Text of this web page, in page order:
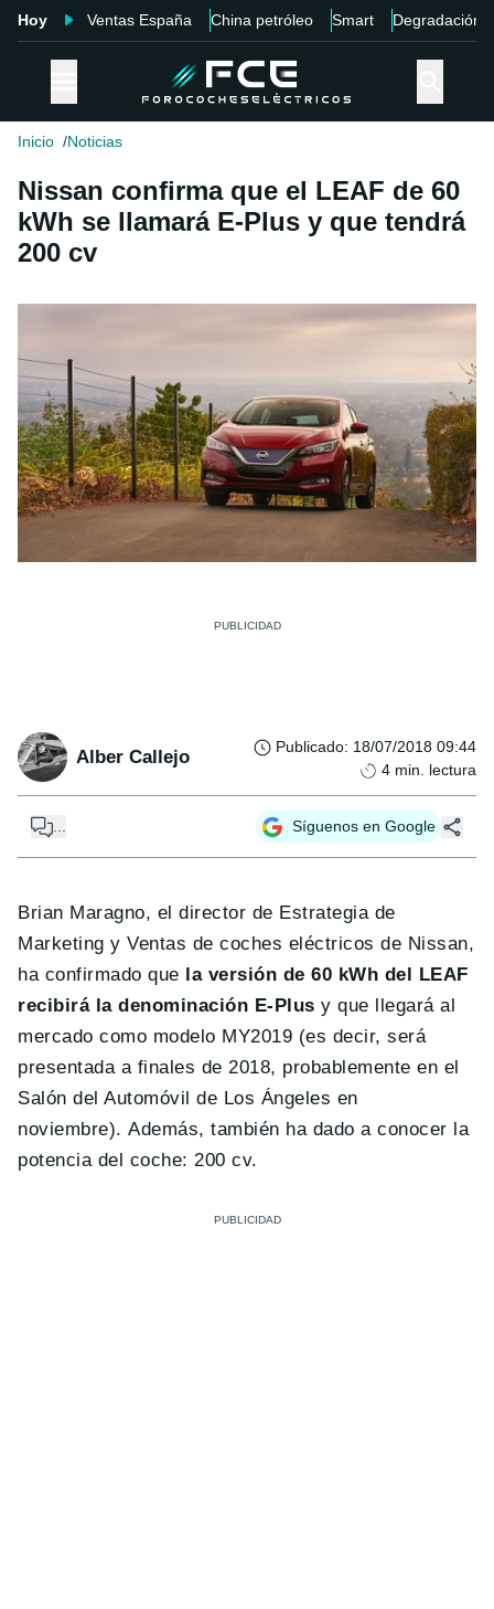
Hoy Ventas España China petróleo Smart Degradación
Inicio Noticias
Nissan confirma que el LEAF de 60
kWh se llamará E-Plus y que tendrá
200 cv
Alber Callejo Publicado: 18/07/2018 09:44
4 min. lectura
... Síguenos en Google
Brian Maragno, el director de Estrategia de
Marketing y Ventas de coches eléctricos de Nissan,
ha confirmado que la versión de 60 kWh del LEAF
recibirá la denominación E-Plus y que llegará al
mercado como modelo MY2019 (es decir, será
presentada a finales de 2018, probablemente en el
Salón del Automóvil de Los Ángeles en
noviembre). Además, también ha dado a conocer la
potencia del coche: 200 cv.